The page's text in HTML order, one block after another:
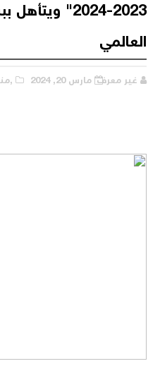
2023-2024"
العالمي
غير معرف مارس 20, 2024